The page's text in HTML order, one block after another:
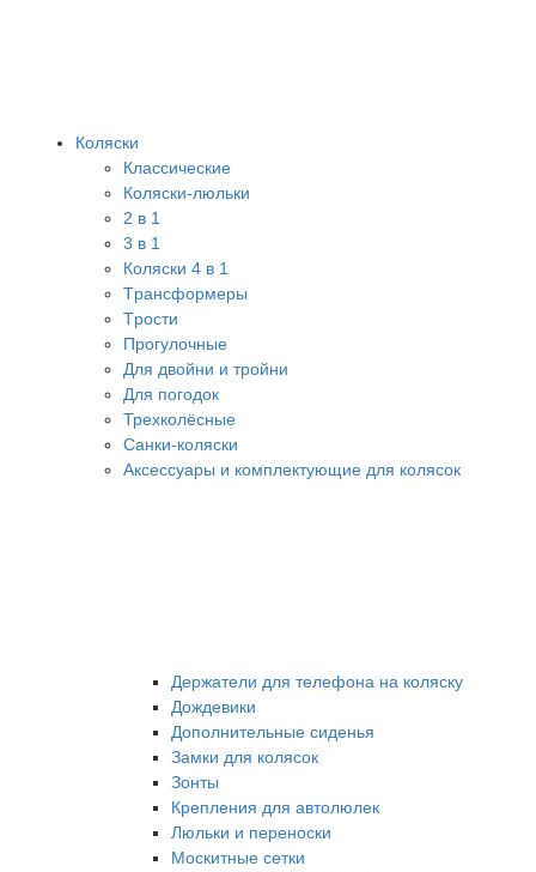
Коляски
Классические
Коляски-люльки
2 в 1
3 в 1
Коляски 4 в 1
Tрансформеры
Tрости
Прогулочные
Для двойни и тройни
Для погодок
Трехколёсные
Санки-коляски
Аксессуары и комплектующие для колясок
Держатели для телефона на коляску
Дождевики
Дополнительные сиденья
Замки для колясок
Зонты
Крепления для автолюлек
Люльки и переноски
Москитные сетки